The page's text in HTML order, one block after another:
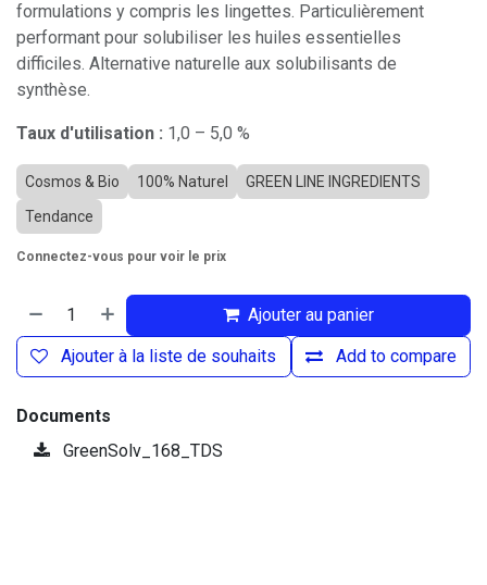
formulations y compris les lingettes. Particulièrement
performant pour solubiliser les huiles essentielles
difficiles. Alternative naturelle aux solubilisants de
synthèse.
Taux d'utilisation : 1,0 – 5,0 %
Cosmos & Bio 100% Naturel
GREEN LINE INGREDIENTS
Tendance
Connectez-vous pour voir le prix
Ajouter au panier
Add to compare
Ajouter à la liste de souhaits
Documents
GreenSolv_168_TDS